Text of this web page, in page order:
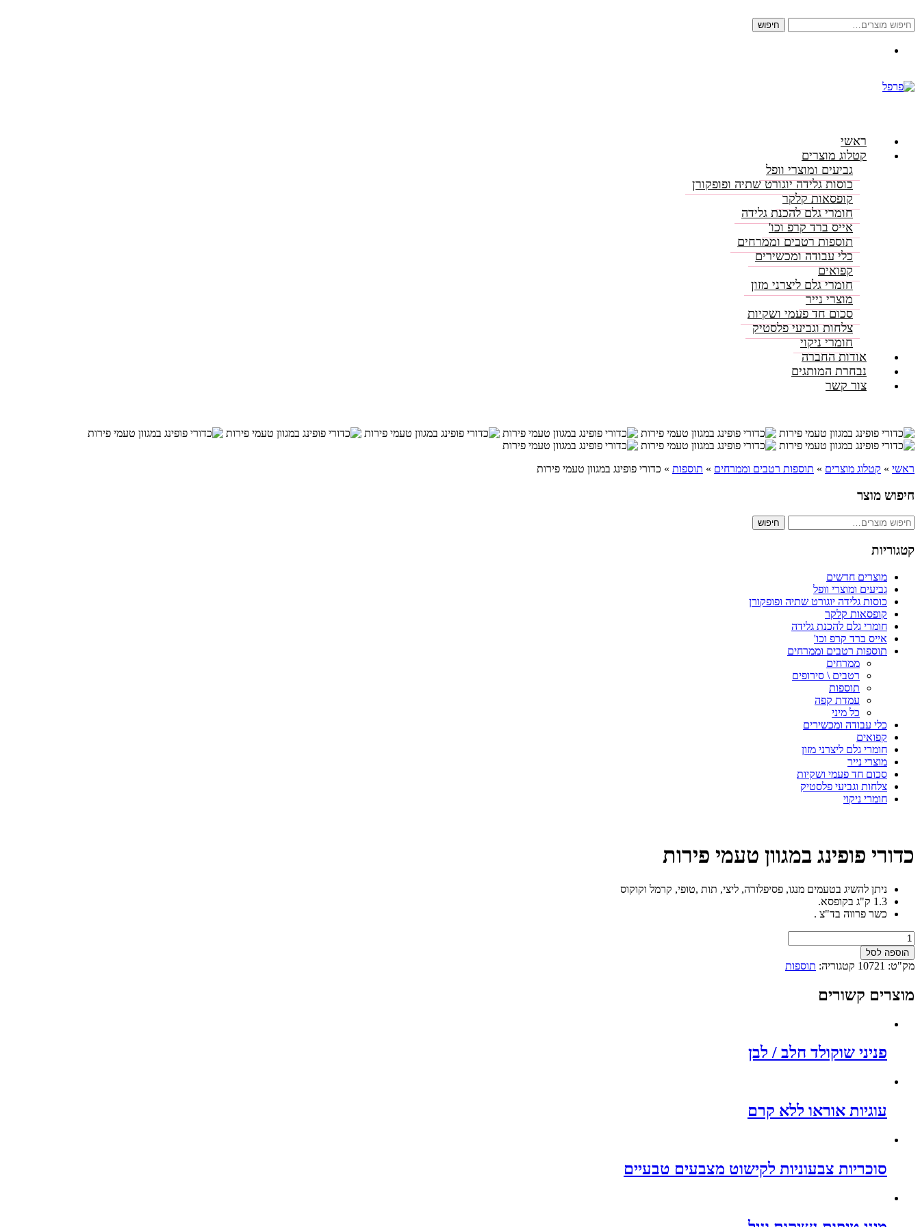
חיפוש
עבור:
חיפוש
ראשי
קטלוג מוצרים
גביעים ומוצרי וופל
כוסות גלידה יוגורט שתיה ופופקורן
קופסאות קלקר
חומרי גלם להכנת גלידה
אייס ברד קרפ וכו'
תוספות רטבים וממרחים
כלי עבודה ומכשירים
קפואים
חומרי גלם ליצרני מזון
מוצרי נייר
סכום חד פעמי ושקיות
צלחות וגביעי פלסטיק
חומרי ניקוי
אודות החברה
נבחרת המותגים
צור קשר
ראשי » קטלוג מוצרים » תוספות רטבים וממרחים » תוספות » כדורי פופינג במגוון טעמי פירות
חיפוש מוצר
חיפוש
עבור:
חיפוש
קטגוריות
מוצרים חדשים
גביעים ומוצרי וופל
כוסות גלידה יוגורט שתיה ופופקורן
קופסאות קלקר
חומרי גלם להכנת גלידה
אייס ברד קרפ וכו'
תוספות רטבים וממרחים
ממרחים
רטבים \ סירופים
תוספות
עמדת קפה
כל מיני
כלי עבודה ומכשירים
קפואים
חומרי גלם ליצרני מזון
מוצרי נייר
סכום חד פעמי ושקיות
צלחות וגביעי פלסטיק
חומרי ניקוי
כדורי פופינג במגוון טעמי פירות
ניתן להשיג בטעמים מנגו, פסיפלורה, ליצי, תות ,טופי, קרמל וקוקוס
1.3 ק"ג בקופסא.
כשר פרווה בד"צ .
כמות
של
כדורי
פופינג
טעמי
הוספה לסל
מק"ט: 10721 קטגוריה: תוספות
מוצרים קשורים
פניני שוקולד חלב / לבן
עוגיות אוראו ללא קרם
סוכריות צבעוניות לקישוט מצבעים טבעיים